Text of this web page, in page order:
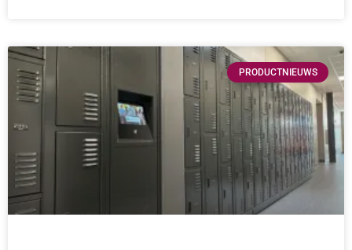
PRODUCTNIEUWS